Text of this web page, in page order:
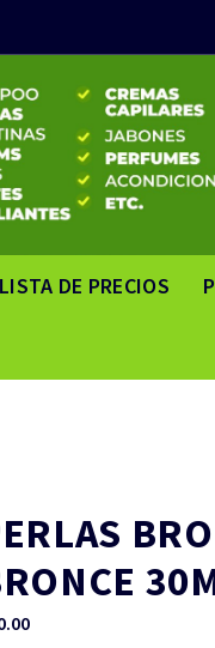
DE PRECIOS